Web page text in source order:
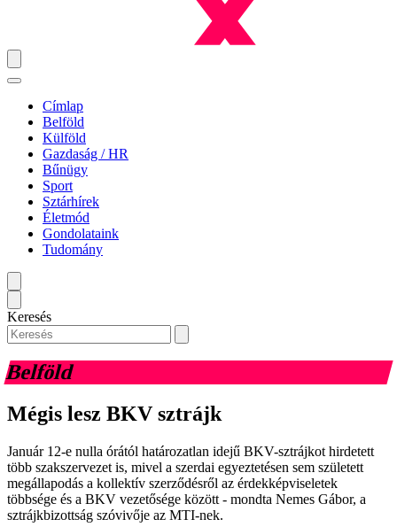
Címlap
Belföld
Külföld
Gazdaság / HR
Bűnügy
Sport
Sztárhírek
Életmód
Gondolataink
Tudomány
Keresés
Belföld
Mégis lesz BKV sztrájk
Január 12-e nulla órától határozatlan idejű BKV-sztrájkot hirdetett
több szakszervezet is, mivel a szerdai egyeztetésen sem született
megállapodás a kollektív szerződésről az érdekképviseletek
többsége és a BKV vezetősége között - mondta Nemes Gábor, a
sztrájkbizottság szóvivője az MTI-nek.